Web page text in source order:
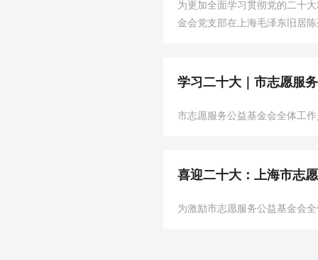
为更加全面学习贯彻党的二十
金会党支部在上海毛泽东旧居
学习二十大｜市志愿服
市志愿服务公益基金会全体工
喜迎二十大：上海市志
为激励市志愿服务公益基金会